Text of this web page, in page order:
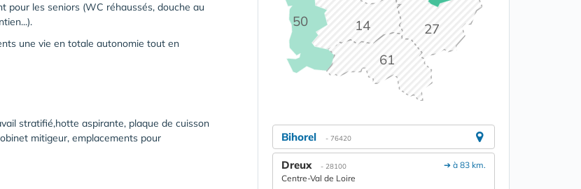
pour les seniors (WC réhaussés, douche au
une vie en totale autonomie tout en
stratifié,hotte aspirante, plaque de cuisson
mitigeur, emplacements pour
14 27
50
61
Bihorel - 76420
➔ à 83 km.
Dreux - 28100
Centre-Val de Loire